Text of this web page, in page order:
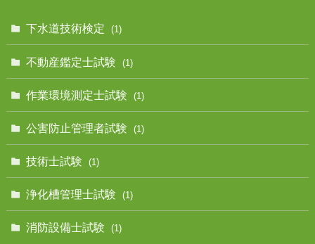
下水道技術検定 (1)
不動産鑑定士試験 (1)
作業環境測定士試験 (1)
公害防止管理者試験 (1)
技術士試験 (1)
浄化槽管理士試験 (1)
消防設備士試験 (1)